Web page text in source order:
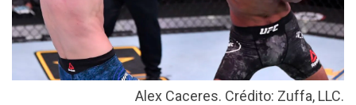
Alex Caceres. Crédito: Zuffa, LLC.